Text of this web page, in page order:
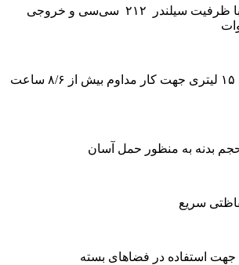
دارای موتور ۴ زمانه با ظرفیت سیلندر ۲۱۲ سی‌سی و خروجی
-دارای مخزن سوخت ۱۵ لیتری جهت کار مداوم بیش از ۸/۶ ساعت
بدنه به منظور حمل آسان
سریع
استفاده در فضاهای بسته